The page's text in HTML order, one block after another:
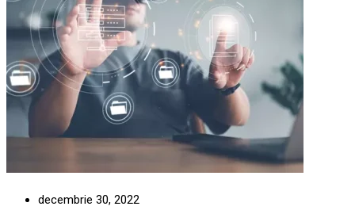
decembrie 30, 2022